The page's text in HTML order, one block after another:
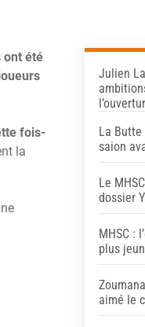
ont été
fois-
la
Julien
La
saion
Le
dossier
MHSC :
plus
aimé le